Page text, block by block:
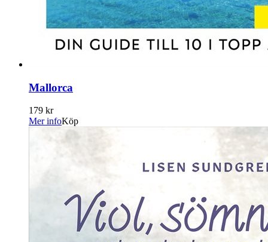
Mallorca
179 kr
Mer infoKöp